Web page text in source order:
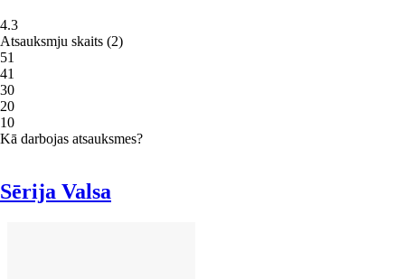
4.3
Atsauksmju skaits (2)
51
41
30
20
10
Kā darbojas atsauksmes?
Sērija Valsa